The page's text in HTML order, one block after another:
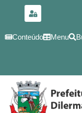
conteúdo
Conteúdo Menu